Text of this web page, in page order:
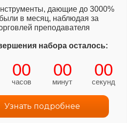
дающие до 3000%
в месяц, наблюдая за
преподавателя
набора осталось:
00
часов
00
минут
00
секунд
Узнать подробнее